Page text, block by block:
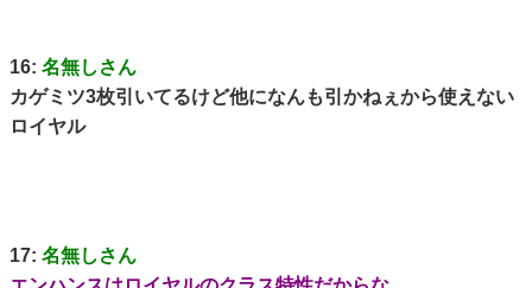
16: 名無しさん
カゲミツ3枚引いてるけど他になんも引かねぇから使えない
ロイヤル
17: 名無しさん